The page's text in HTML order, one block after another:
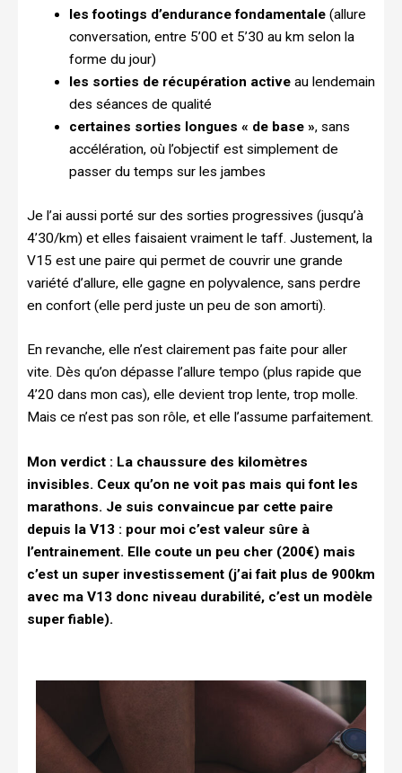
les footings d’endurance fondamentale(allure
conversation, entre 5’00 et 5’30 au km selon la
forme du jour)
les sorties de récupération activeau lendemain
des séances de qualité
certaines sorties longues « de base », sans
accélération, où l’objectif est simplement de
passer du temps sur les jambes
Je l’ai aussi porté sur des sorties progressives (jusqu’à
4’30/km) et elles faisaient vraiment le taff. Justement, la
V15 est une paire qui permet de couvrir une grande
variété d’allure, elle gagne en polyvalence, sans perdre
en confort (elle perd juste un peu de son amorti).
En revanche, elle n’est clairement pas faite pour aller
vite. Dès qu’on dépasse l’allure tempo (plus rapide que
4’20 dans mon cas), elle devient trop lente, trop molle.
Mais ce n’est pas son rôle, et elle l’assume parfaitement.
Mon verdict : La chaussure des kilomètres
invisibles. Ceux qu’on ne voit pas mais qui font les
marathons. Je suis convaincue par cette paire
depuis la V13 : pour moi c’est valeur sûre à
l’entrainement. Elle coute un peu cher (200€) mais
c’est un super investissement (j’ai fait plus de 900km
avec ma V13 donc niveau durabilité, c’est un modèle
super fiable).